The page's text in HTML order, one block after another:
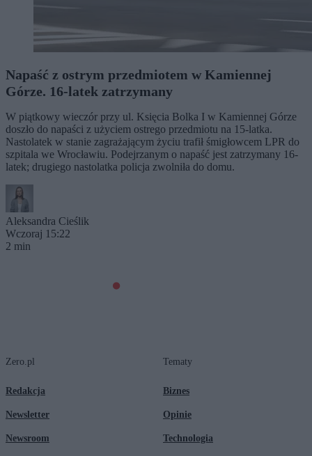
Napaść z ostrym przedmiotem w Kamiennej
Górze. 16-latek zatrzymany
W piątkowy wieczór przy ul. Księcia Bolka I w Kamiennej Górze
doszło do napaści z użyciem ostrego przedmiotu na 15-latka.
Nastolatek w stanie zagrażającym życiu trafił śmigłowcem LPR do
szpitala we Wrocławiu. Podejrzanym o napaść jest zatrzymany 16-
latek; drugiego nastolatka policja zwolniła do domu.
Aleksandra Cieślik
Wczoraj 15:22
2 min
Zero.pl
Redakcja
Newsletter
Newsroom
Tematy
Biznes
Opinie
Technologia